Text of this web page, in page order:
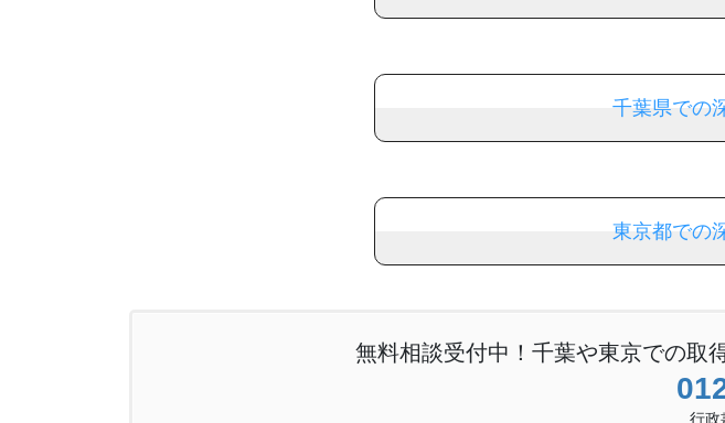
千葉県での
東京都での
無料相談受付中！千葉や東京での取
行政